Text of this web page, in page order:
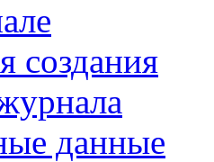
создания
данные